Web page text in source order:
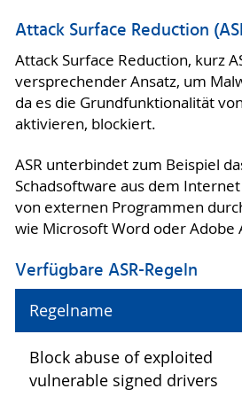
Attack Surface Reduction
Attack Surface Reduction, kurz
versprechender Ansatz, um
da es die Grundfunktionalität
aktivieren, blockiert.
ASR unterbindet zum Beispiel
Schadsoftware aus dem
von externen Programmen
wie Microsoft Word oder Adobe
Verfügbare ASR-Regeln
Regelname
Block abuse of exploited
vulnerable signed drivers